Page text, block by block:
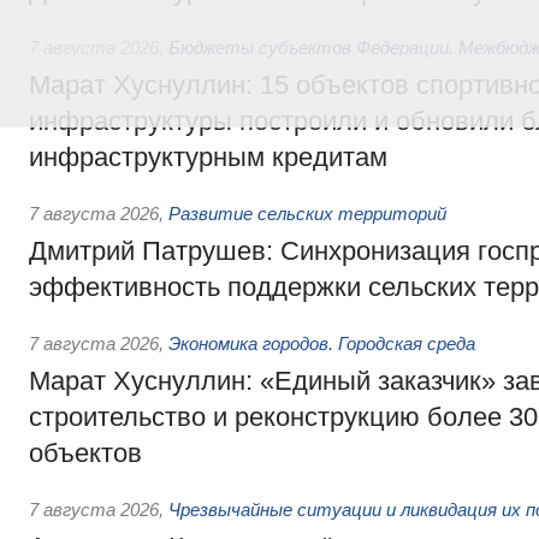
Бюджеты субъектов Федерации.
Марат Хуснуллин: 15 объектов
инфраструктуры построили и обновили
инфраструктурным кредитам
7 августа 2026, Развитие сельских территорий
Дмитрий Патрушев: Синхронизация
эффективность поддержки сельских
7 августа 2026, Экономика городов. Городская среда
Марат Хуснуллин: «Единый заказчик»
строительство и реконструкцию более
объектов
7 августа 2026, Чрезвычайные ситуации и ликвидация их